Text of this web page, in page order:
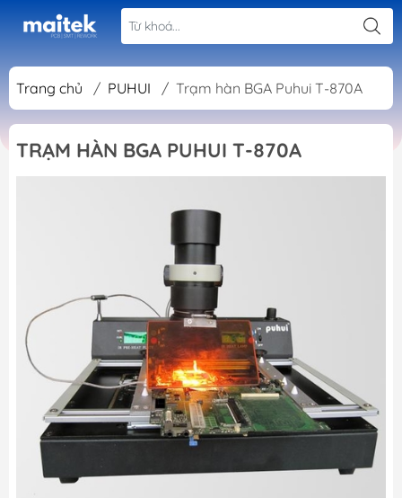
Trang chủ / PUHUI / Trạm hàn BGA Puhui T-870A
TRẠM HÀN BGA PUHUI T-870A